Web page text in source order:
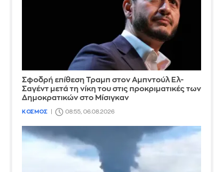
Σφοδρή επίθεση Τραμπ στον Αμπντούλ Ελ-
Σαγέντ μετά τη νίκη του στις προκριματικές των
Δημοκρατικών στο Μίσιγκαν
ΚΟΣΜΟΣ 08:55, 06.08.2026